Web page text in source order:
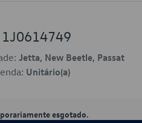
Jetta, New Beetle, Passat
Unitário(a)
esgotado.